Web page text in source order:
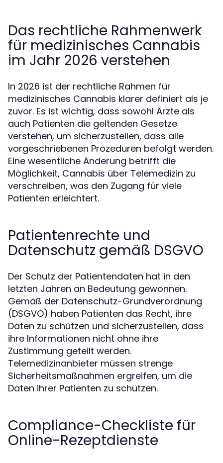
Das rechtliche Rahmenwerk
für medizinisches Cannabis
im Jahr 2026 verstehen
In 2026 ist der rechtliche Rahmen für
medizinisches Cannabis klarer definiert als je
zuvor. Es ist wichtig, dass sowohl Ärzte als
auch Patienten die geltenden Gesetze
verstehen, um sicherzustellen, dass alle
vorgeschriebenen Prozeduren befolgt werden.
Eine wesentliche Änderung betrifft die
Möglichkeit, Cannabis über Telemedizin zu
verschreiben, was den Zugang für viele
Patienten erleichtert.
Patientenrechte und
Datenschutz gemäß DSGVO
Der Schutz der Patientendaten hat in den
letzten Jahren an Bedeutung gewonnen.
Gemäß der Datenschutz-Grundverordnung
(DSGVO) haben Patienten das Recht, ihre
Daten zu schützen und sicherzustellen, dass
ihre Informationen nicht ohne ihre
Zustimmung geteilt werden.
Telemedizinanbieter müssen strenge
Sicherheitsmaßnahmen ergreifen, um die
Daten ihrer Patienten zu schützen.
Compliance-Checkliste für
Online-Rezeptdienste